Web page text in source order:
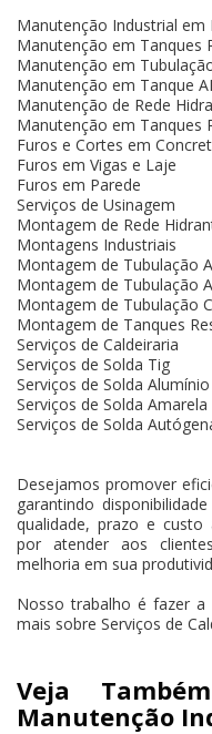
Manutenção Industrial em
Manutenção em Tanques
Manutenção em
Manutenção em Tanque
Manutenção de Rede
Manutenção em Tanques
Furos e Cortes em
Furos em Vigas e Laje
Furos em Parede
Serviços de Usinagem
Montagem de Rede
Montagens Industriais
Montagem de Tubulação
Montagem de Tubulação
Montagem de Tubulação
Montagem de Tanques
Serviços de Caldeiraria
Serviços de Solda Tig
Serviços de Solda Alumínio
Serviços de Solda Amarela
Serviços de Solda
Desejamos promover
garantindo
qualidade, prazo e custo
por atender aos
melhoria em sua
Nosso trabalho é fazer
mais sobre Serviços de
Veja
Manutenção